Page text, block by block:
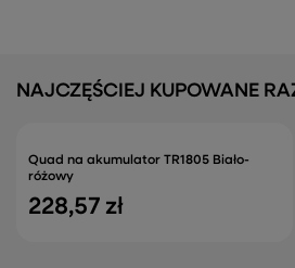
NAJCZĘŚCIEJ KUPOWANE
Quad na akumulator TR1805 Biało-
różowy
228,57 zł